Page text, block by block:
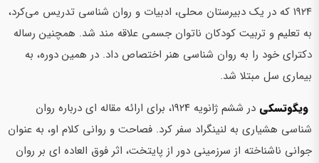
۱۹۲۴ که در یک دبیرستان محلی، ادبیات و روان شناسی تدریس می‌کرد،
به تعلیم و تربیت کودکان ناتوان جسمی علاقه مند شد. همچنین رساله
دکترای خود را به روان شناسی هنر اختصاص داد. در همین دوره، به
بیماری سل مبتلا شد.
ویگوتسکی
در ششم ژانویه ۱۹۲۴، برای ارائه مقاله ای درباره روان
شناسی هشیاری به لنینگراد سفر کرد. فصاحت و روانی کلام او، به عنوان
جوانی ناشناخته از سرزمینی دور از پایتخت، اثر فوق العاده ای بر روان